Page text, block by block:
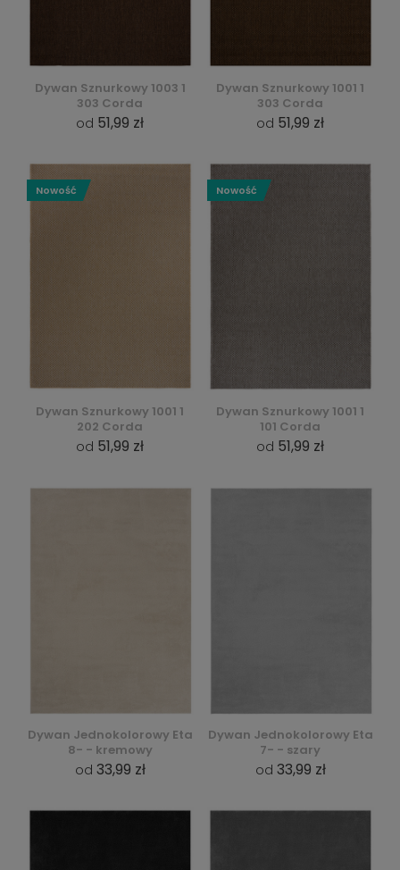
Dywan Sznurkowy 1003 1
303 Corda
od 51,99 zł
Dywan Sznurkowy 1001 1
303 Corda
od 51,99 zł
Dywan Sznurkowy 1001 1
202 Corda
od 51,99 zł
Nowość
Dywan Sznurkowy 1001 1
101 Corda
od 51,99 zł
Nowość
Dywan Jednokolorowy Eta
8- - kremowy
od 33,99 zł
Dywan Jednokolorowy Eta
7- - szary
od 33,99 zł